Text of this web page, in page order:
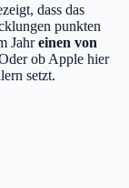
dass das
punkten
Jahreinen von
ob Apple hier
setzt.